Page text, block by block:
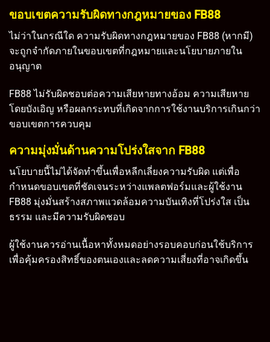
ขอบเขตความรับผิดทางกฎหมายของ FB88
ไม่ว่าในกรณีใด ความรับผิดทางกฎหมายของ FB88 (หากมี)
จะถูกจำกัดภายในขอบเขตที่กฎหมายและนโยบายภายใน
อนุญาต
FB88 ไม่รับผิดชอบต่อความเสียหายทางอ้อม ความเสียหาย
โดยบังเอิญ หรือผลกระทบที่เกิดจากการใช้งานบริการเกินกว่า
ขอบเขตการควบคุม
ความมุ่งมั่นด้านความโปร่งใสจาก FB88
นโยบายนี้ไม่ได้จัดทำขึ้นเพื่อหลีกเลี่ยงความรับผิด แต่เพื่อ
กำหนดขอบเขตที่ชัดเจนระหว่างแพลตฟอร์มและผู้ใช้งาน
FB88 มุ่งมั่นสร้างสภาพแวดล้อมความบันเทิงที่โปร่งใส เป็น
ธรรม และมีความรับผิดชอบ
ผู้ใช้งานควรอ่านเนื้อหาทั้งหมดอย่างรอบคอบก่อนใช้บริการ
เพื่อคุ้มครองสิทธิ์ของตนเองและลดความเสี่ยงที่อาจเกิดขึ้น